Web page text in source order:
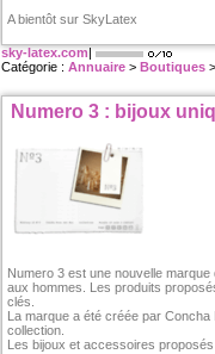
A bientôt sur SkyLatex
sky-latex.com
Catégorie : Annuaire> Boutiques>
Numero 3 : bijoux
Numero 3 est une nouvelle
aux hommes. Les produits
clés.
La marque a été créée par
collection.
Les bijoux et accessoires